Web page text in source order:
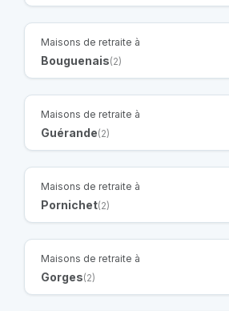
Maisons de retraite à
Bouguenais(2)
Maisons de retraite à
Guérande(2)
Maisons de retraite à
Pornichet(2)
Maisons de retraite à
Gorges(2)